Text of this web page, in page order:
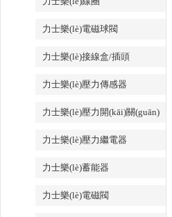
力士樂(lè)電磁球閥
力士樂(lè)接線盒/插頭
力士樂(lè)壓力傳感器
力士樂(lè)壓力開(kāi)關(guān)
力士樂(lè)壓力繼電器
力士樂(lè)蓄能器
力士樂(lè)電磁閥